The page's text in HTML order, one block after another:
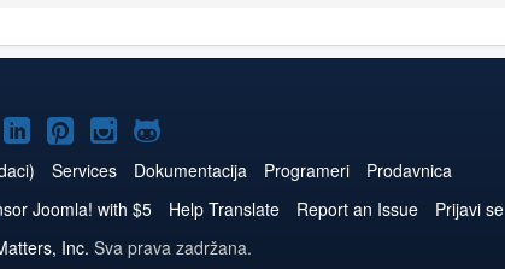
Joomla!
naLinkedIn
Joomla!
na
Pinterest
Joomla!
na
Instagram
Joomla!
na
GitHub
Services Dokumentacija Programeri
Prodavnica
Joomla! with $5 Help Translate Report an Issue
Prijavi se
Inc. Sva prava zadržana.